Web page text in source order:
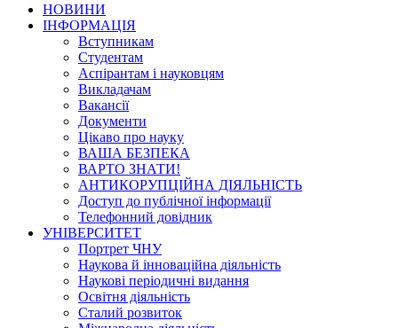
НОВИНИ
ІНФОРМАЦІЯ
Вступникам
Студентам
Аспірантам і науковцям
Викладачам
Вакансії
Документи
Цікаво про науку
ВАША БЕЗПЕКА
ВАРТО ЗНАТИ!
АНТИКОРУПЦІЙНА ДІЯЛЬНІСТЬ
Доступ до публічної інформації
Телефонний довідник
УНІВЕРСИТЕТ
Портрет ЧНУ
Наукова й інноваційна діяльність
Наукові періодичні видання
Освітня діяльність
Сталий розвиток